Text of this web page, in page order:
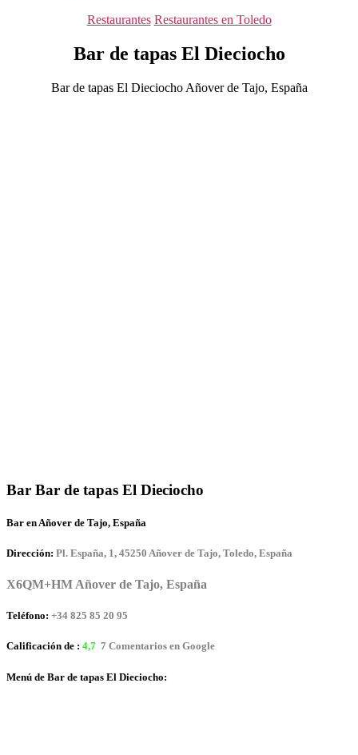
Categorías
Restaurantes Restaurantes en Toledo
Bar de tapas El Dieciocho
Bar de tapas El Dieciocho Añover de Tajo, España
Bar Bar de tapas El Dieciocho
Bar en Añover de Tajo, España
Dirección: Pl. España, 1, 45250 Añover de Tajo, Toledo, España
X6QM+HM Añover de Tajo, España
Teléfono: +34 825 85 20 95
Calificación de : 4,7 7 Comentarios en Google
Menú de Bar de tapas El Dieciocho: